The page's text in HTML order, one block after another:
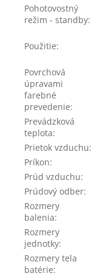
Pohotovostný
režim - standby:
Použitie:
Povrchová
úpravami
farebné
prevedenie:
Prevádzková
teplota:
Prietok vzduchu:
Príkon:
Prúd vzduchu:
Prúdový odber:
Rozmery
balenia:
Rozmery
jednotky:
Rozmery tela
batérie: